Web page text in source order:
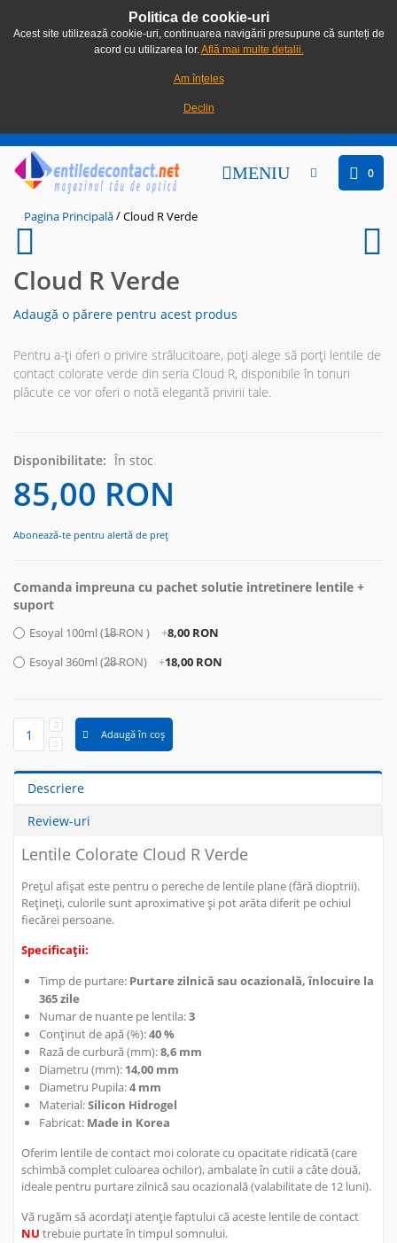
Politica de cookie-uri
Acest site utilizează cookie-uri, continuarea navigării presupune că sunteți de
acord cu utilizarea lor.Află mai multe detalii.
Am înțeles
Declin
0
MENIU
Pagina Principală/Cloud R Verde
Cloud R Verde
Adaugă o părere pentru acest produs
Pentru a-ți oferi o privire strălucitoare, poți alege să porți lentile de
contact colorate verde din seria Cloud R, disponibile în tonuri
plăcute ce vor oferi o notă elegantă privirii tale.
Disponibilitate: În stoc
85,00 RON
Abonează-te pentru alertă de preț
Comanda impreuna cu pachet solutie intretinere lentile +
suport
Esoyal 100ml (1̶8̶ RON ) +8,00 RON
Esoyal 360ml (2̶8̶ RON)
+18,00 RON
Adaugă în coș
Descriere
Review-uri
Lentile Colorate Cloud R Verde
Prețul afișat este pentru o pereche de lentile plane (fără dioptrii).
Rețineți, culorile sunt aproximative și pot arăta diferit pe ochiul
fiecărei persoane.
Specificații:
Timp de purtare: Purtare zilnică sau ocazională, înlocuire la
365 zile
Numar de nuante pe lentila:3
Conținut de apă (%):40 %
Rază de curbură (mm):8,6 mm
Diametru (mm): 14,00 mm
Diametru Pupila:4 mm
Material:Silicon Hidrogel
Fabricat:Made in Korea
Oferim lentile de contact moi colorate cu opacitate ridicată (care
schimbă complet culoarea ochilor), ambalate în cutii a câte două,
ideale pentru purtare zilnică sau ocazională (valabilitate de 12 luni).
Vă rugăm să acordați atenție faptului că aceste lentile de contact
NU trebuie purtate în timpul somnului.